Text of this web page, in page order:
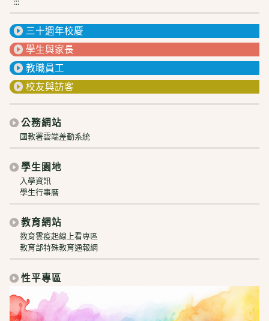
三十週年校慶
學生與家長
教職員工
校友與訪客
公務網站
國教署雲端差勤系統
學生園地
入學資訊
學生行事曆
教育網站
教育雲疫起線上看專區
教育部特殊教育通報網
性平專區